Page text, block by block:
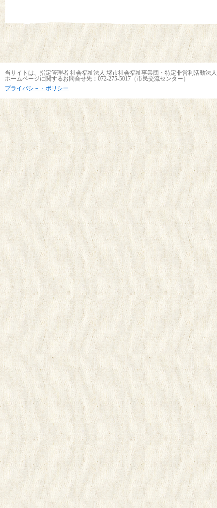
当サイトは、指定管理者 社会福祉法人 堺市社会福祉事業団・特定非営利活動
ホームページに関するお問合せ先：072-275-5017（市民交流センター）
プライバシ－・ポリシー